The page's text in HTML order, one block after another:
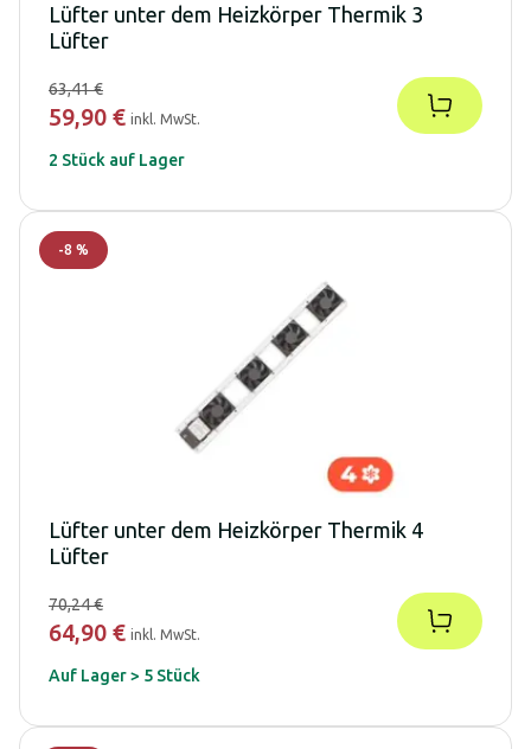
Lüfter unter dem Heizkörper Thermik 3
Lüfter
63,41 €
59,90 € inkl. MwSt.
2 Stück auf Lager
-8 %
Lüfter unter dem Heizkörper Thermik 4
Lüfter
70,24 €
64,90 € inkl. MwSt.
Auf Lager > 5 Stück